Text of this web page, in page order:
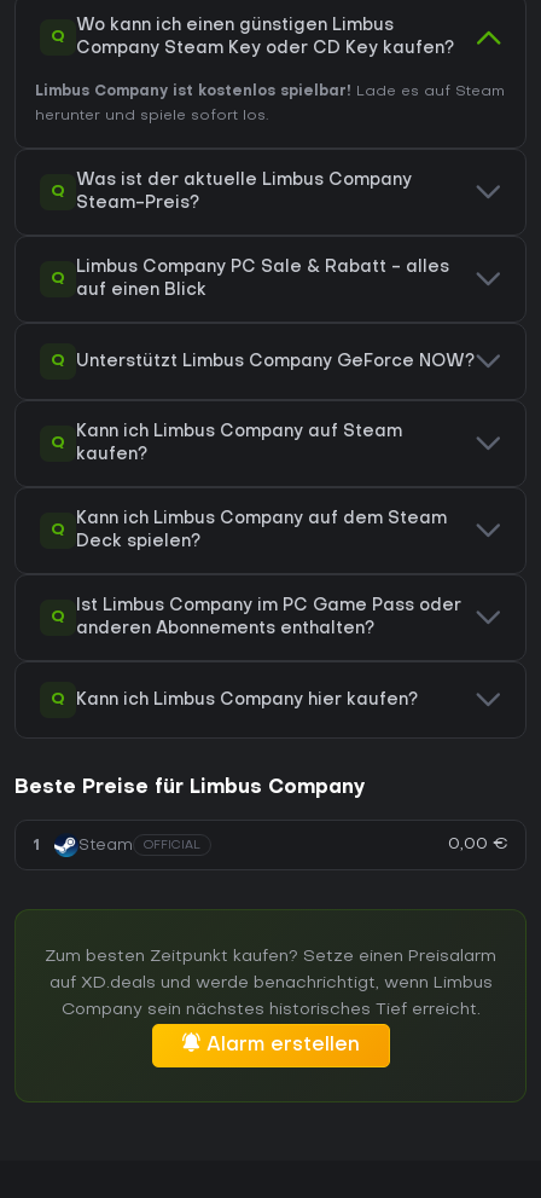
Q
Wo kann ich einen günstigen Limbus
Company Steam Key oder CD Key kaufen?
Limbus Company ist kostenlos spielbar! Lade es auf Steam
herunter und spiele sofort los.
Q
Was ist der aktuelle Limbus Company
Steam-Preis?
Q
Limbus Company PC Sale & Rabatt - alles
auf einen Blick
Q Unterstützt Limbus Company GeForce NOW?
Q
Kann ich Limbus Company auf Steam
kaufen?
Q
Kann ich Limbus Company auf dem Steam
Deck spielen?
Q
Ist Limbus Company im PC Game Pass oder
anderen Abonnements enthalten?
Q Kann ich Limbus Company hier kaufen?
Beste Preise für Limbus Company
1 Steam OFFICIAL 0,00 €
Zum besten Zeitpunkt kaufen? Setze einen Preisalarm
auf XD.deals und werde benachrichtigt, wenn Limbus
Company sein nächstes historisches Tief erreicht.
Alarm erstellen